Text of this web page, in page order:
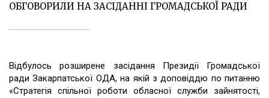
ОБГОВОРИЛИ НА ЗАСІДАННІ ГРОМАДСЬКОЇ РАДИ
Відбулось розширене засідання Президії Громадської
ради Закарпатської ОДА, на якій з доповіддю по питанню
«Стратегія спільної роботи обласної служби зайнятості,